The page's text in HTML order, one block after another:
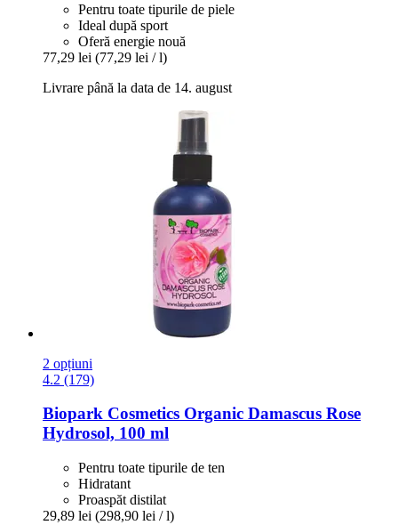
Pentru toate tipurile de piele
Ideal după sport
Oferă energie nouă
77,29 lei (77,29 lei / l)
Livrare până la data de 14. august
2 opțiuni
4.2 (179)
Biopark Cosmetics Organic Damascus Rose
Hydrosol, 100 ml
Pentru toate tipurile de ten
Hidratant
Proaspăt distilat
29,89 lei (298,90 lei / l)